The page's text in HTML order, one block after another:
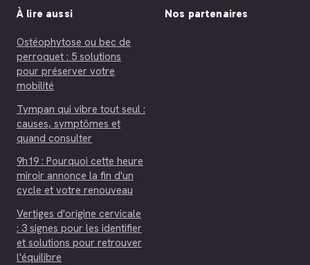
À lire aussi
Ostéophytose ou bec de
perroquet : 5 solutions
pour préserver votre
mobilité
Tympan qui vibre tout seul :
causes, symptômes et
quand consulter
9h19 : Pourquoi cette heure
miroir annonce la fin d'un
cycle et votre renouveau
Vertiges d'origine cervicale
: 3 signes pour les identifier
et solutions pour retrouver
l'équilibre
Nos partenaires